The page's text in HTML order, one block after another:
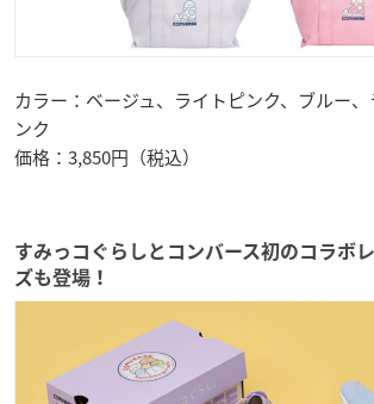
カラー：ベージュ、ライトピンク、ブルー
ンク
価格：3,850円（税込）
すみっコぐらしとコンバース初のコラボ
ズも登場！